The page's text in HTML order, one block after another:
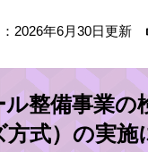
2026年6月30日更新
整備事業
式）の実施